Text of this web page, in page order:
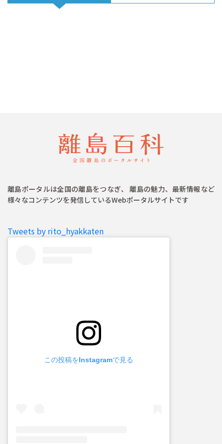
離島ポータルは全国の離島をつなぎ、 離島の魅力、最新情報など
様々なコンテンツを発信しているWebポータルサイトです
Tweets by rito_hyakkaten
この投稿をInstagramで見る